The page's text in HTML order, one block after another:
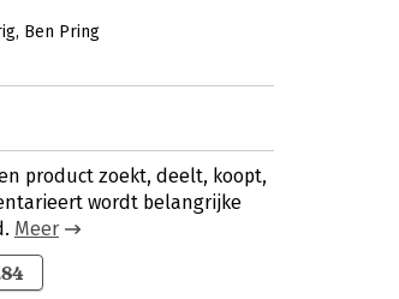
Ben Pring
product zoekt, deelt, koopt,
wordt belangrijke
Meer